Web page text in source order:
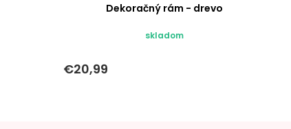
Dekoračný rám - drevo
skladom
€20,99